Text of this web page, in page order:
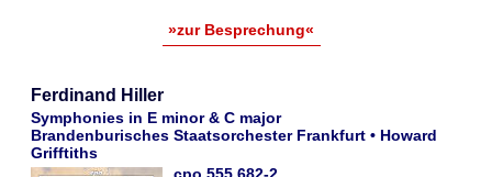
»zur Besprechung«
Ferdinand Hiller
Symphonies in E minor & C major
Brandenburisches Staatsorchester Frankfurt • Howard
Grifftiths
cpo 555 682-2